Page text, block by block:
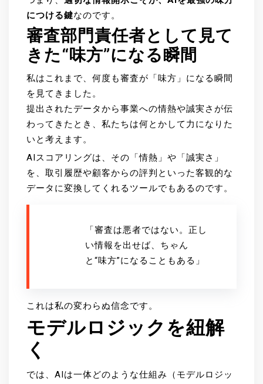
につける鍵なのです。
審査部門責任者として見て
きた“味方”になる瞬間
私はこれまで、何度も審査が「味方」になる瞬間
を見てきました。
提出されたデータから事業への情熱や誠実さが伝
わってきたとき、私たちは何とかして力になりた
いと考えます。
AIスコアリングは、その「情熱」や「誠実さ」
を、取引履歴や顧客からの評判といった客観的な
データに変換してくれるツールでもあるのです。
「審査は悪者ではない。正し
い情報を出せば、ちゃん
と“味方”になることもある」
これは私の変わらぬ信念です。
モデルロジックを紐解
く
では、AIは一体どのような仕組み（モデルロジッ